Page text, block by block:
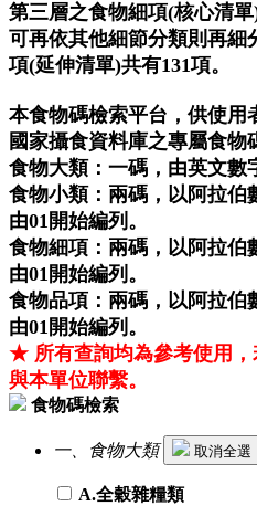
第三層之食物細項(核心清
可再依其他細節分類則再細
項(延伸清單)共有131項。
本食物碼檢索平台，供使用
國家攝食資料庫之專屬食物
食物大類：一碼，由英文數
食物小類：兩碼，以阿拉伯
由01開始編列。
食物細項：兩碼，以阿拉伯
由01開始編列。
食物品項：兩碼，以阿拉伯
由01開始編列。
★ 所有查詢均為參考使用
與本單位聯繫。
食物碼檢索
一、食物大類 取消全選
A.全穀雜糧類